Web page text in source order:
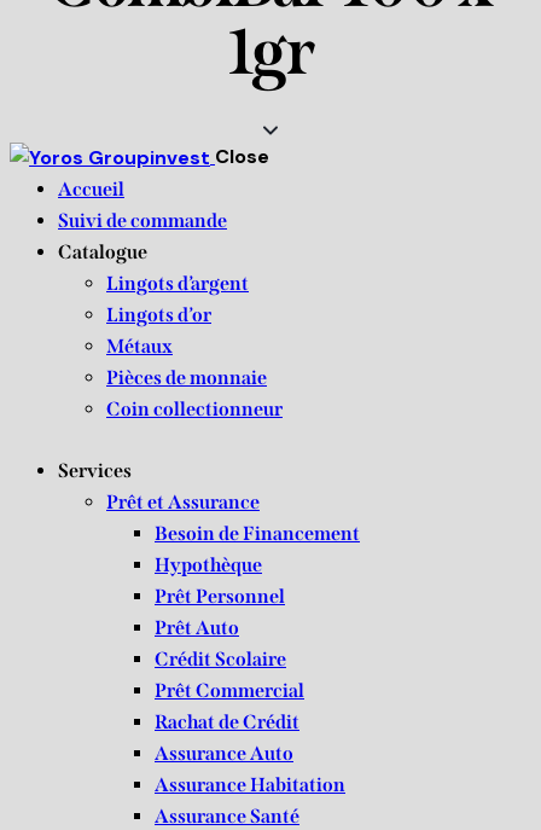
1gr
Close
Accueil
Suivi de commande
Catalogue
Lingots d’argent
Lingots d’or
Métaux
Pièces de monnaie
Coin collectionneur
Services
Prêt et Assurance
Besoin de Financement
Hypothèque
Prêt Personnel
Prêt Auto
Crédit Scolaire
Prêt Commercial
Rachat de Crédit
Assurance Auto
Assurance Habitation
Assurance Santé